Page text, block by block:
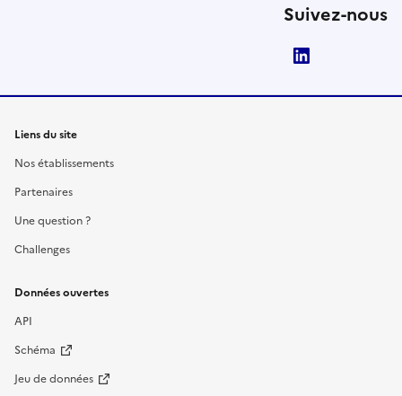
Suivez-nous
Liens du site
Nos établissements
Partenaires
Une question ?
Challenges
Données ouvertes
API
Schéma
Jeu de données